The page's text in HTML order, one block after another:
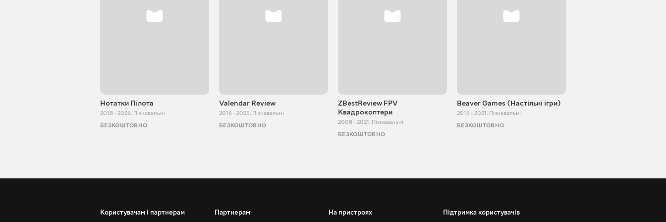
Нотатки Пілота
2018 - 2026, Пізнавальні
БЕЗКОШТОВНО
Valendar Review
2016 - 2025, Пізнавальні
БЕЗКОШТОВНО
ZBestReview FPV
Квадрокоптери
2008 - 2021, Пізнавальні
БЕЗКОШТОВНО
Beaver Games (Настільні ігри)
2015 - 2021, Пізнавальні
БЕЗКОШТОВНО
Користувачам і партнерам Партнерам На пристроях Підтримка користувачів